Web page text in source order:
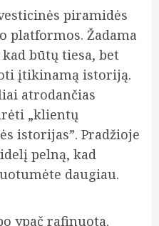
piramidės
platformos. Žadama
būtų tiesa, bet
įtikinamą istoriją.
atrodančias
„klientų
istorijas”. Pradžioje
pelną, kad
daugiau.
ypač rafinuota.